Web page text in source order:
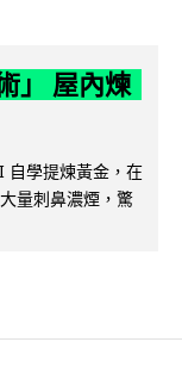
」 屋內煉
自學提煉黃金，在
量刺鼻濃煙，驚